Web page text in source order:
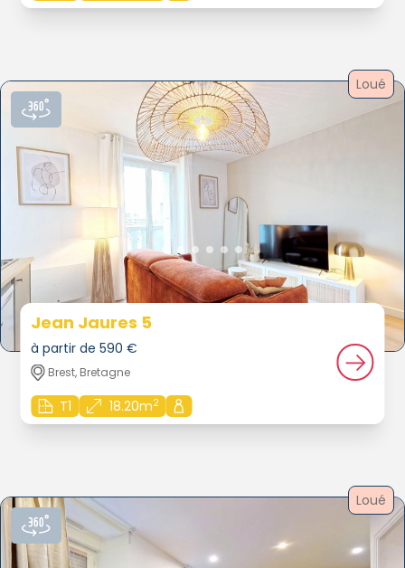
Loué
Jean Jaures 5
à partir de 590 €
Brest, Bretagne
T1 18.20m2
Loué